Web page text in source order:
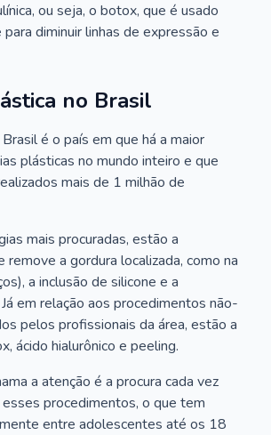
ou seja, o botox, que é usado
diminuir linhas de expressão e
no Brasil
é o país em que há a maior
plásticas no mundo inteiro e que
mais de 1 milhão de
mais procuradas, estão a
remove a gordura localizada, como na
a inclusão de silicone e a
em relação aos procedimentos não-
pelos profissionais da área, estão a
ácido hialurônico e peeling.
a atenção é a procura cada vez
procedimentos, o que tem
entre adolescentes até os 18